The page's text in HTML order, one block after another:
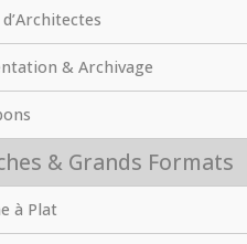
& Archivage
& Grands Formats
à Plat